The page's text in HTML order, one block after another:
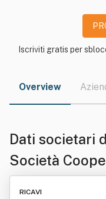
Iscriviti gratis per
Overview
Dati societari
Società
RICAVI